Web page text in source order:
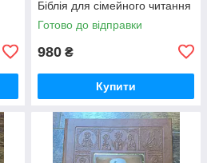
Біблія для сімейного читання
Готово до відправки
980 ₴
Купити